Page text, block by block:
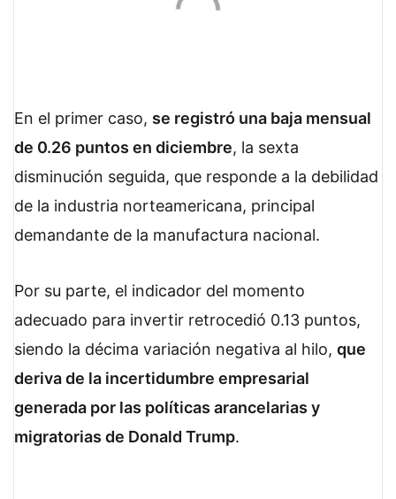
En el primer caso, se registró una baja mensual
de 0.26 puntos en diciembre, la sexta
disminución seguida, que responde a la debilidad
de la industria norteamericana, principal
demandante de la manufactura nacional.
Por su parte, el indicador del momento
adecuado para invertir retrocedió 0.13 puntos,
siendo la décima variación negativa al hilo, que
deriva de la incertidumbre empresarial
generada por las políticas arancelarias y
migratorias de Donald Trump.